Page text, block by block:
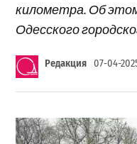
километра. Об
Одесского
Редакция 07-04-